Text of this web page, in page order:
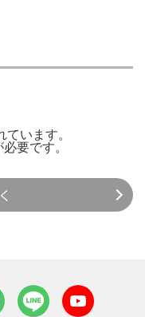
います。
必要です。